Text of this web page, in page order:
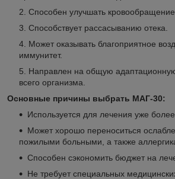
Способен улучшать кровообращение.
Способствует рассасыванию отека.
Может оказывать благоприятное
иммунитет.
Направлен на общую
всего организма.
Основные причины выбрать МАГ-30:
Используется для лечения уже более
Может хорошо переноситься
пожилыми больными, а также
Способен сэкономить бюджет на
Не требует специальных